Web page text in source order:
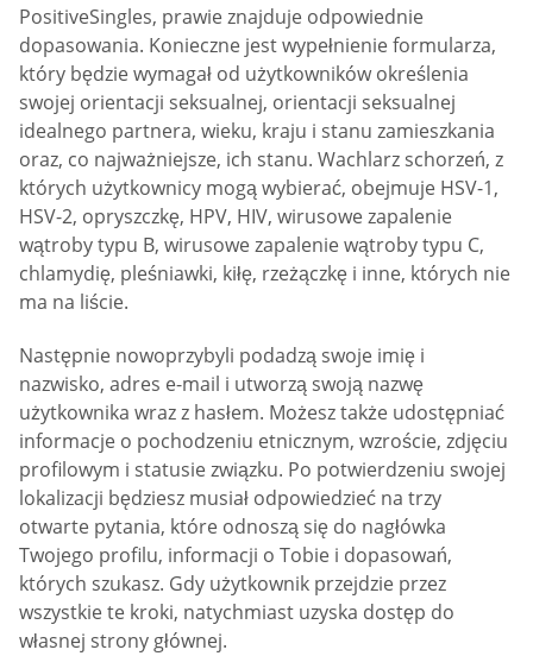
PositiveSingles, prawie znajduje odpowiednie
dopasowania. Konieczne jest wypełnienie formularza,
który będzie wymagał od użytkowników określenia
swojej orientacji seksualnej, orientacji seksualnej
idealnego partnera, wieku, kraju i stanu zamieszkania
oraz, co najważniejsze, ich stanu. Wachlarz schorzeń, z
których użytkownicy mogą wybierać, obejmuje HSV-1,
HSV-2, opryszczkę, HPV, HIV, wirusowe zapalenie
wątroby typu B, wirusowe zapalenie wątroby typu C,
chlamydię, pleśniawki, kiłę, rzeżączkę i inne, których nie
ma na liście.
Następnie nowoprzybyli podadzą swoje imię i
nazwisko, adres e-mail i utworzą swoją nazwę
użytkownika wraz z hasłem. Możesz także udostępniać
informacje o pochodzeniu etnicznym, wzroście, zdjęciu
profilowym i statusie związku. Po potwierdzeniu swojej
lokalizacji będziesz musiał odpowiedzieć na trzy
otwarte pytania, które odnoszą się do nagłówka
Twojego profilu, informacji o Tobie i dopasowań,
których szukasz. Gdy użytkownik przejdzie przez
wszystkie te kroki, natychmiast uzyska dostęp do
własnej strony głównej.